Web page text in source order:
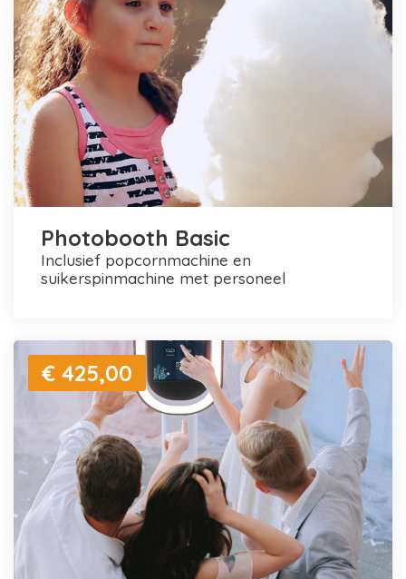
Photobooth Basic
inclusief popcornmachine en
suikerspinmachine met personeel
€ 425,00